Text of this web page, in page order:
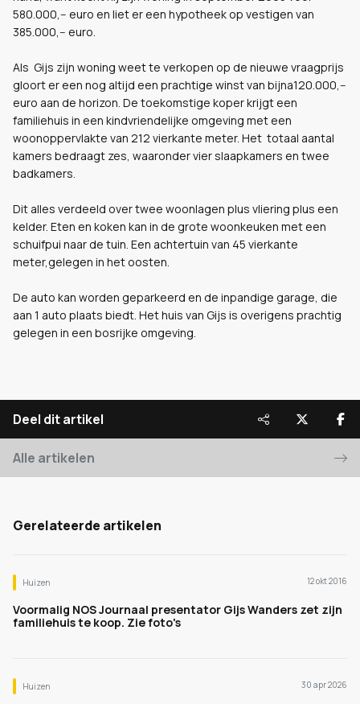
580.000,-- euro en liet er een hypotheek op vestigen van
385.000,-- euro.
Als Gijs zijn woning weet te verkopen op de nieuwe vraagprijs
gloort er een nog altijd een prachtige winst van bijna120.000,--
euro aan de horizon. De toekomstige koper krijgt een
familiehuis in een kindvriendelijke omgeving met een
woonoppervlakte van 212 vierkante meter. Het totaal aantal
kamers bedraagt zes, waaronder vier slaapkamers en twee
badkamers.
Dit alles verdeeld over twee woonlagen plus vliering plus een
kelder. Eten en koken kan in de grote woonkeuken met een
schuifpui naar de tuin. Een achtertuin van 45 vierkante
meter,gelegen in het oosten.
De auto kan worden geparkeerd en de inpandige garage, die
aan 1 auto plaats biedt. Het huis van Gijs is overigens prachtig
gelegen in een bosrijke omgeving.
Deel dit artikel
Alle artikelen
Gerelateerde artikelen
Huizen 12 okt 2016
Voormalig NOS Journaal presentator Gijs Wanders zet zijn
familiehuis te koop. Zie foto's
Huizen 30 apr 2026